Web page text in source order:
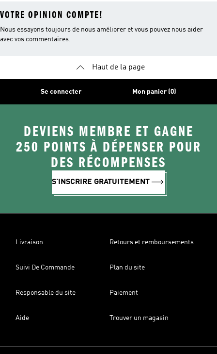
VOTRE OPINION COMPTE!
Nous essayons toujours de nous améliorer et vous pouvez nous aider
avec vos commentaires.
Haut de la page
Se connecter Mon panier (0)
DEVIENS MEMBRE ET GAGNE
250 POINTS À DÉPENSER POUR
DES RÉCOMPENSES
S'INSCRIRE GRATUITEMENT
Livraison Retours et remboursements
Suivi De Commande Plan du site
Responsable du site Paiement
Aide Trouver un magasin